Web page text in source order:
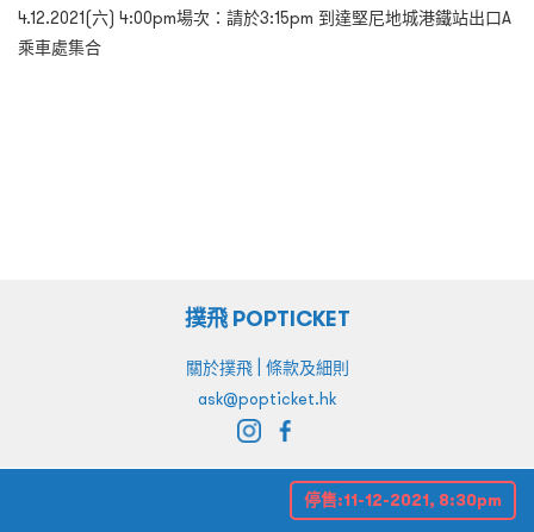
4.12.2021(六) 4:00pm場次：請於3:15pm 到達堅尼地城港鐵站出口A
乘車處集合
停售:11-12-2021, 8:30pm
撲飛 POPTICKET
關於撲飛| 條款及細則
ask@popticket.hk